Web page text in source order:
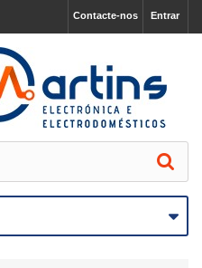
Entrar
Contacte-nos